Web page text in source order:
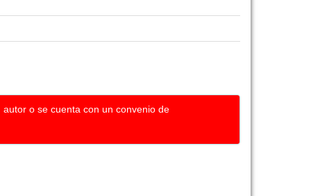
o se cuenta con un convenio de